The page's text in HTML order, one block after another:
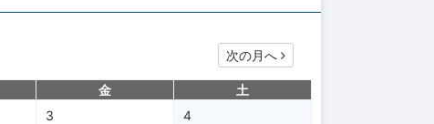
次の月へ
金
土
3 4